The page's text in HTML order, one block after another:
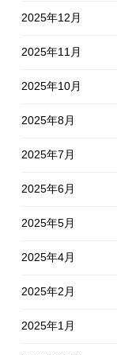
2025年12月
2025年11月
2025年10月
2025年8月
2025年7月
2025年6月
2025年5月
2025年4月
2025年2月
2025年1月